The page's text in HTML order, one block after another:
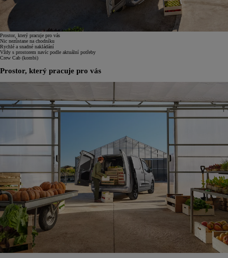
Prostor, který pracuje pro vás
Nic nezůstane na chodníku
Rychlé a snadné nakládání
Vždy s prostorem navíc podle aktuální potřeby
Crew Cab (kombi)
Prostor, který pracuje pro vás